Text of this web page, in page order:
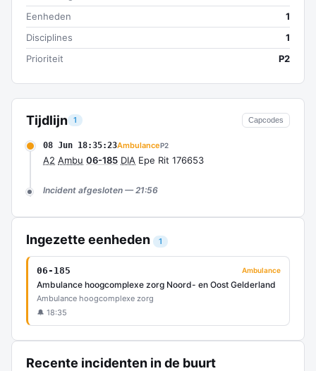
Tijdlijn 1 Capcodes
08 Jun 18:35:23AmbulanceP2
A2 Ambu 06-185 DIA Epe Rit 176653
Incident afgesloten — 21:56
Ingezette eenheden 1
06-185 Ambulance
Ambulance hoogcomplexe zorg Noord- en Oost Gelderland
Ambulance hoogcomplexe zorg
🔔 18:35
Recente incidenten in de buurt
Eenheden
1
Disciplines
1
Prioriteit
P2